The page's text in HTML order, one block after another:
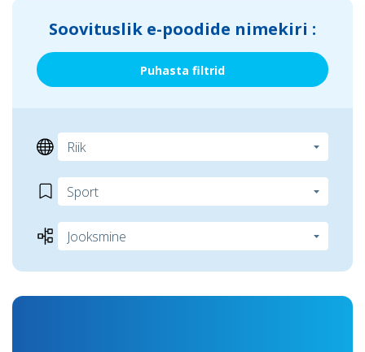
Soovituslik e-poodide nimekiri :
Puhasta filtrid